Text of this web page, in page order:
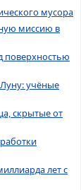
мусора
миссию в
поверхностью
Луну: учёные
скрытые от
лет с